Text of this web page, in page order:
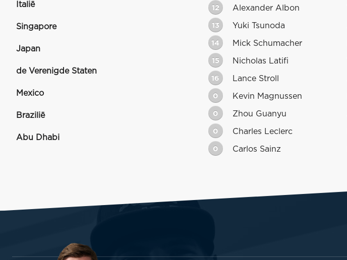
Italië
Singapore
Japan
de Verenigde Staten
Mexico
Brazilië
Abu Dhabi
12 Alexander Albon
13 Yuki Tsunoda
14 Mick Schumacher
15 Nicholas Latifi
16 Lance Stroll
0 Kevin Magnussen
0 Zhou Guanyu
0 Charles Leclerc
0 Carlos Sainz